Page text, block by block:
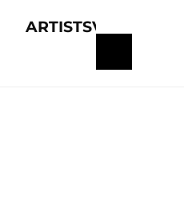
ARTISTS